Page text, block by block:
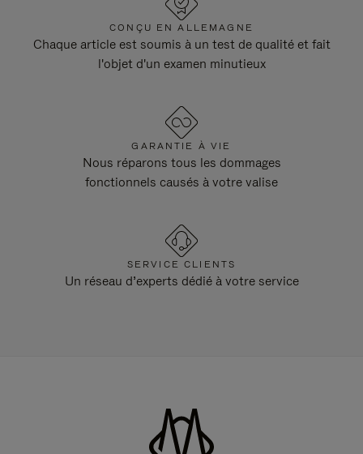
CONÇU EN ALLEMAGNE
Chaque article est soumis à un test de qualité et fait
l'objet d'un examen minutieux
GARANTIE À VIE
Nous réparons tous les dommages
fonctionnels causés à votre valise
SERVICE CLIENTS
Un réseau d’experts dédié à votre service